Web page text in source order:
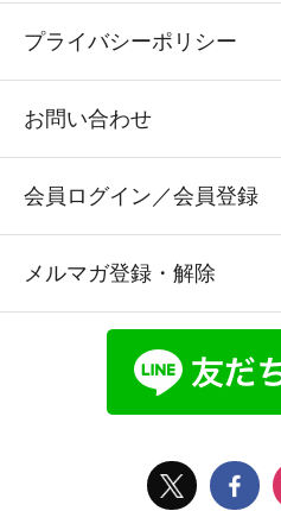
プライバシーポリシー
お問い合わせ
会員ログイン／会員登録
メルマガ登録・解除